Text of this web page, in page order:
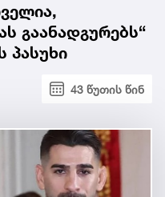
გაანადგურებს“
პასუხი
43 წუთის წინ